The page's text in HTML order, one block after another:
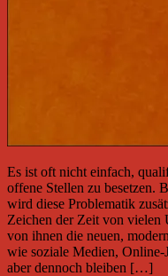
Es ist oft nicht einfach,
offene Stellen zu besetzen.
wird diese Problematik
Zeichen der Zeit von vielen
von ihnen die neuen,
wie soziale Medien, Online-
aber dennoch bleiben […]